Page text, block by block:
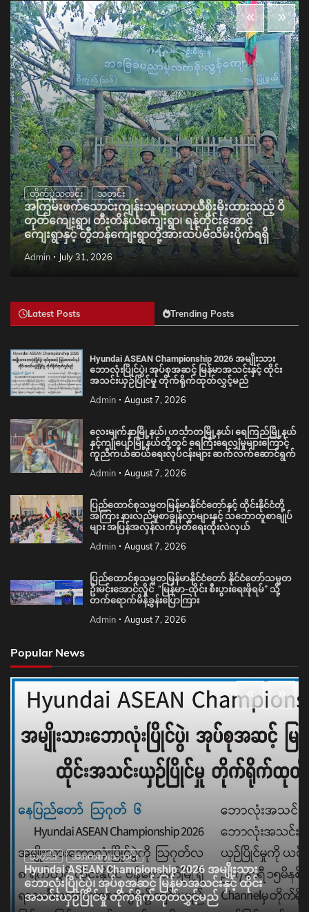
တိုက်ပွဲသတင်း သတင်း
အကြမ်းဖက်သောင်းကျန်းသူများယာယီစိုးမိုးထားသည့် ဝိ
တုတ်ကျေးရွာ၊ တီးတိန်ယံကျေးရွာ၊ ရန်တိုင်းအောင်
ကျေးရွာနှင့် တွီဘန်ကျေးရွာတို့အားထပ်မံသိမ်းပိုက်ရရှိ
Admin July 31, 2026
Latest Posts Trending Posts
Hyundai ASEAN Championship 2026 အမျိုးသား
ဘောလုံးပြိုင်ပွဲ၊ အုပ်စုအဆင့် မြန်မာအသင်းနှင့် ထိုင်း
အသင်းယှဉ်ပြိုင်မှု တိုက်ရိုက်ထုတ်လွှင့်မည်
Admin August 7, 2026
လေးမျက်နှာမြို့နယ်၊ ဟင်္သာတမြို့နယ်၊ ရေကြည်မြို့နယ်
နှင့်ကျုံပျော်မြို့နယ်တို့တွင် ရေကြီးရေလျှံမှုများကြောင့်
ကူညီကယ်ဆယ်ရေးလုပ်ငန်းများ ဆက်လက်ဆောင်ရွက်
Admin August 7, 2026
ပြည်ထောင်စုသမ္မတမြန်မာနိုင်ငံတော်နှင့် ထိုင်းနိုင်ငံတို့
အကြား နားလည်မှုစာချွန်လွှာများနှင့် သဘောတူစာချုပ်
များ အပြန်အလှန်လက်မှတ်ရေးထိုးလဲလှယ်
Admin August 7, 2026
ပြည်ထောင်စုသမ္မတမြန်မာနိုင်ငံတော် နိုင်ငံတော်သမ္မတ
ဦးမင်းအောင်လှိုင် “မြန်မာ-ထိုင်း စီးပွားရေးဖိုရမ်” သို့
တက်ရောက်မိန့်ခွန်းပြောကြား
Admin August 7, 2026
Popular News
သတင်း အားကစားသတင်း
Hyundai ASEAN Championship 2026 အမျိုးသား
ဘောလုံးပြိုင်ပွဲ၊ အုပ်စုအဆင့် မြန်မာအသင်းနှင့် ထိုင်း
အသင်းယှဉ်ပြိုင်မှု တိုက်ရိုက်ထုတ်လွှင့်မည်